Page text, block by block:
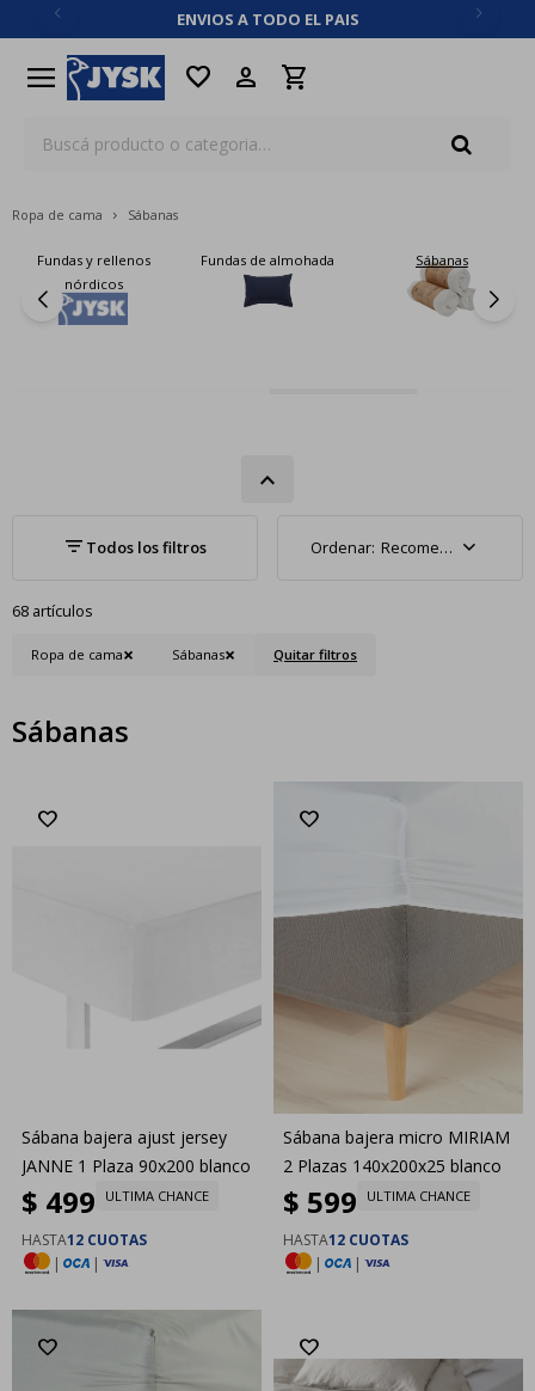
ENVIOS A TODO EL PAIS
menu favorite
Ropa de cama Sábanas
Fundas de almohada Sábanas Colchas
Recomendados
68 artículos
Ropa de cama Sábanas Quitar filtros
Sábanas
Sábana bajera ajust jersey
JANNE 1 Plaza 90x200 blanco
$ 499 ULTIMA CHANCE
HASTA12 CUOTAS
|
|
Sábana bajera micro MIRIAM
2 Plazas 140x200x25 blanco
$ 599 ULTIMA CHANCE
HASTA12 CUOTAS
|
|
close